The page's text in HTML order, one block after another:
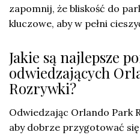
zapomnij, że bliskość do
kluczowe, aby w pełni
Jakie są najlepsze
odwiedzających
Rozrywki?
Odwiedzając Orlando Park
aby dobrze przygotować